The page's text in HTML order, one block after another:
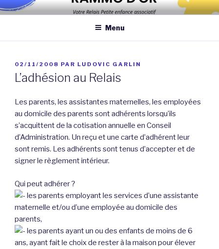
Aller
au
principal
Association qui a pour objectif d’améliorer les conditions et la
assistantes maternelles et/ou au domicile des parents
Menu
PUBLIÉ
LE
02/11/2008 PAR LUDOVIC GARLIN
L’adhésion au Relais
Les parents, les assistantes maternelles, les employées
au domicile des parents sont adhérents lorsqu’ils
s’acquittent de la cotisation annuelle en Conseil
d’Administration. Un reçu et une carte d’adhérent leur
sont remis. Les adhérents sont tenus d’accepter et de
signer le règlement intérieur.
Qui peut adhérer ?
les parents employant les services d’une assistante
maternelle et/ou d’une employée au domicile des
parents,
les parents ayant un ou des enfants de moins de 6
ans, ayant fait le choix de rester à la maison pour élever